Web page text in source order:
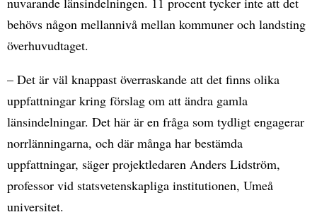
behövs någon mellannivå mellan kommuner och landsting
överhuvudtaget.
– Det är väl knappast överraskande att det finns olika
uppfattningar kring förslag om att ändra gamla
länsindelningar. Det här är en fråga som tydligt engagerar
norrlänningarna, och där många har bestämda
uppfattningar, säger projektledaren Anders Lidström,
professor vid statsvetenskapliga institutionen, Umeå
universitet.